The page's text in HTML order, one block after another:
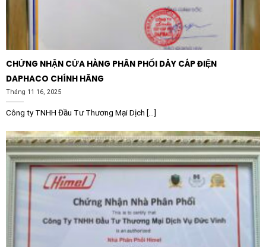
Lắp đặt trong tủ điện tổng của
các tòa nhà, chung cư, và các khu công nghiệp để
điều khiển hệ thống chiếu sáng hoặc điều hòa trung
tâm.
Sản xuất công nghiệp:Ứng dụng trong các nhà máy
luyện kim, sản xuất xi măng, dệt may và chế biến
thực phẩm yêu cầu vận hành liên tục 24/7.
Xử lý nước thải:Điều khiển hệ thống máy bơm công
suất lớn tại các trạm xử lý và cấp thoát nước quy
mô tập trung.
Tại sao nên chọn mua Schneider
LC1E250Q6 chính hãng?
Sản phẩm
Contactor Schneider LC1E250Q6 250A
1NO+1NC 380Vchính hãng đảm bảo tuân thủ các tiêu
chuẩn kỹ thuật khắt khe như IEC 60947. Khi lựa chọn
CHỨNG NHẬN CỬA HÀNG PHÂN PHỐI DÂY CÁP ĐIỆN
DAPHACO CHÍNH HÃNG
Tháng 11 16, 2025
Công ty TNHH Đầu Tư Thương Mại Dịch [...]